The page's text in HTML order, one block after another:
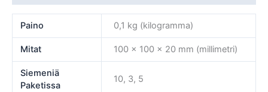
Paino 0,1 kg (kilogramma)
Mitat 100 × 100 × 20 mm (millimetri)
Siemeniä
Paketissa
10, 3, 5